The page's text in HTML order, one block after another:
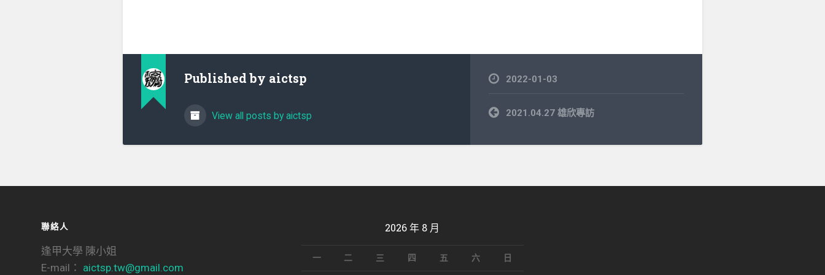
Published by aictsp
View all posts by aictsp
2022-01-03
文
章
覽
2021.04.27 雄欣專訪
聯絡人
逢甲大學 陳小姐
E-mail： aictsp.tw@gmail.com
2026 年 8 月
一 二 三 四 五 六 日